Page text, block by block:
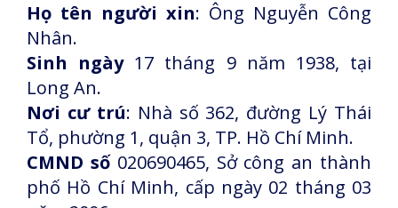
Họ tên người xin: Ông Nguyễn Công
Nhân.
Sinh ngày17 tháng 9 năm 1938, tại
Long An.
Nơi cư trú: Nhà số 362, đường Lý Thái
Tổ, phường 1, quận 3, TP. Hồ Chí Minh.
CMND số020690465, Sở công an thành
phố Hồ Chí Minh, cấp ngày 02 tháng 03